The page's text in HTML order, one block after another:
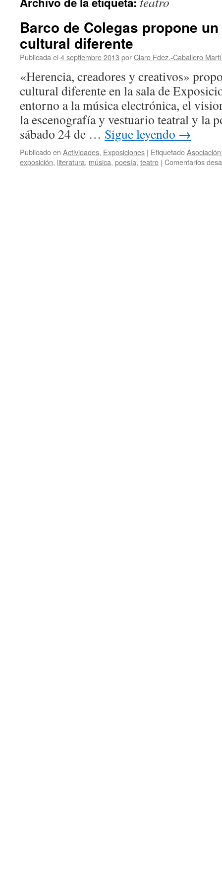
Barco de Colegas propone
cultural diferente
Publicada el 4 septiembre 2013 porClaro Fdez.-Caballero
«Herencia, creadores y creativos»
cultural diferente en la sala de
entorno a la música electrónica, el
la escenografía y vestuario teatral y la
sábado 24 de … Sigue leyendo →
Publicado en Actividades, Exposiciones | Etiquetado
exposición, literatura, música, poesía, teatro | Comentarios